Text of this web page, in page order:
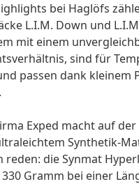
bei Haglöfs
L.I.M. Down und
mit einem
sind für
passen dank kleinem
Exped macht auf
Synthetik-
reden: die Synmat
Gramm bei einer